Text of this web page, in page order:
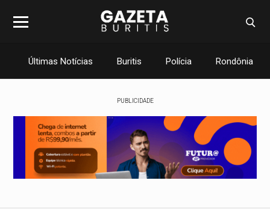
Últimas Notícias Buritis Polícia Rondônia
PUBLICIDADE